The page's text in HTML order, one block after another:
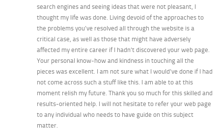
search engines and seeing ideas that were not pleasant, I
thought my life was done. Living devoid of the approaches to
the problems you’ve resolved all through the website is a
critical case, as well as those that might have adversely
affected my entire career if I hadn’t discovered your web page.
Your personal know-how and kindness in touching all the
pieces was excellent. I am not sure what I would’ve done if I had
not come across such a stuff like this. I am able to at this
moment relish my future. Thank you so much for this skilled and
results-oriented help. I will not hesitate to refer your web page
to any individual who needs to have guide on this subject
matter.